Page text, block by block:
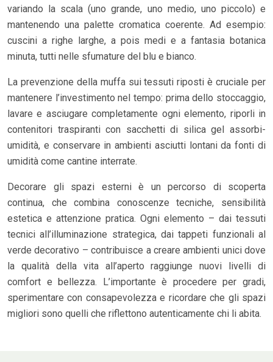
variando la scala (uno grande, uno medio, uno piccolo) e
mantenendo una palette cromatica coerente. Ad esempio:
cuscini a righe larghe, a pois medi e a fantasia botanica
minuta, tutti nelle sfumature del blu e bianco.
La prevenzione della muffa sui tessuti riposti è cruciale per
mantenere l’investimento nel tempo: prima dello stoccaggio,
lavare e asciugare completamente ogni elemento, riporli in
contenitori traspiranti con sacchetti di silica gel assorbi-
umidità, e conservare in ambienti asciutti lontani da fonti di
umidità come cantine interrate.
Decorare gli spazi esterni è un percorso di scoperta
continua, che combina conoscenze tecniche, sensibilità
estetica e attenzione pratica. Ogni elemento – dai tessuti
tecnici all’illuminazione strategica, dai tappeti funzionali al
verde decorativo – contribuisce a creare ambienti unici dove
la qualità della vita all’aperto raggiunge nuovi livelli di
comfort e bellezza. L’importante è procedere per gradi,
sperimentare con consapevolezza e ricordare che gli spazi
migliori sono quelli che riflettono autenticamente chi li abita.